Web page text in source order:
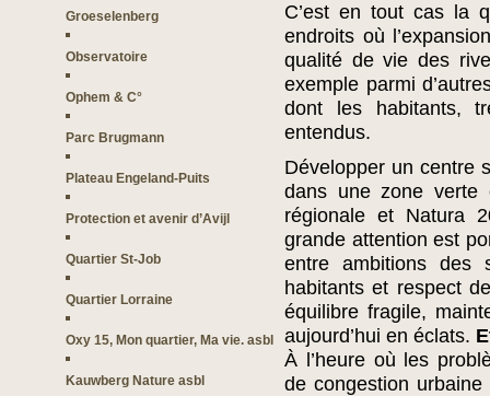
Groeselenberg
Observatoire
Ophem & C°
Parc Brugmann
Plateau Engeland-Puits
Protection et avenir d’Avijl
Quartier St-Job
Quartier Lorraine
Oxy 15, Mon quartier, Ma vie. asbl
Kauwberg Nature asbl
C’est en tout cas la
endroits où
qualité de vie des
exemple parmi
dont les habitants,
entendus.
Développer un centre
dans une zone verte
régionale et Natura
grande attention est
entre ambitions des
habitants et respect
équilibre fragile,
aujourd’hui en éclats.
À l’heure où les
de congestion